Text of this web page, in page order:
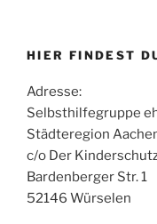
HIER FINDEST
Adresse:
Selbsthilfegruppe
Städteregion
c/o Der
Bardenberger Str. 1
52146 Würselen